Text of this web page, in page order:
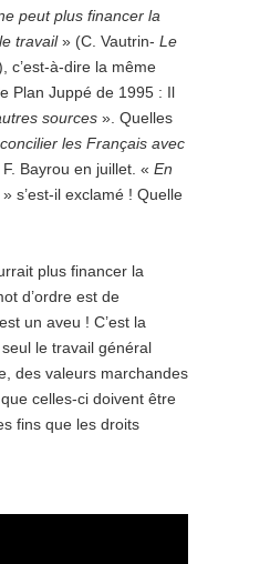
peut plus financer la
travail» (C. Vautrin- Le
c’est-à-dire la même
Plan Juppé de 1995 : Il
sources ». Quelles
les Français avec
Bayrou en juillet. « En
» s’est-il exclamé ! Quelle
plus financer la
d’ordre est de
un aveu ! C’est la
le travail général
des valeurs marchandes
celles-ci doivent être
fins que les droits